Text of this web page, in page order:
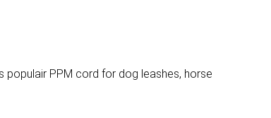
PPM cord for dog leashes, horse